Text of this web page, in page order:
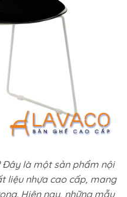
Đây là một sản phẩm nội
liệu nhựa cao cấp, mang
Hiện nay, những mẫu